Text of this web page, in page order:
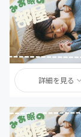
詳細を見る